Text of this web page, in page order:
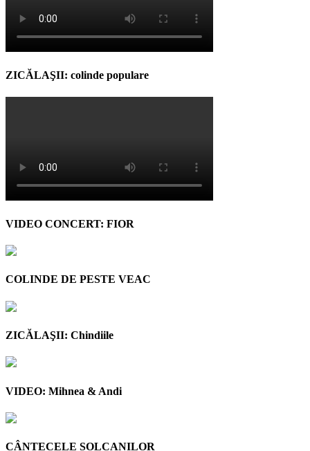
ZICĂLAŞII: colinde populare
VIDEO CONCERT: FIOR
COLINDE DE PESTE VEAC
ZICĂLAŞII: Chindiile
VIDEO: Mihnea & Andi
CÂNTECELE SOLCANILOR